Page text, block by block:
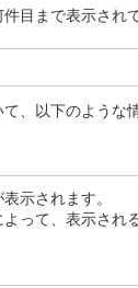
目まで表示され
、以下のような
示されます。
って、表示され